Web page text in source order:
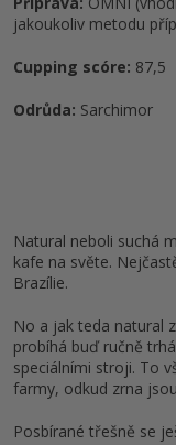
jakoukoliv metodu
Cupping scóre: 87,5
Odrůda: Sarchimor
Natural neboli suchá
kafe na světe.
Brazílie.
No a jak teda natural
probíhá buď ručně
speciálními stroji. To
farmy, odkud zrna
Posbírané třešně se